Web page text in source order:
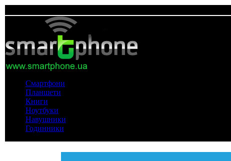
Смартфони
Планшети
Книги
Ноутбуки
Навушники
Годинники